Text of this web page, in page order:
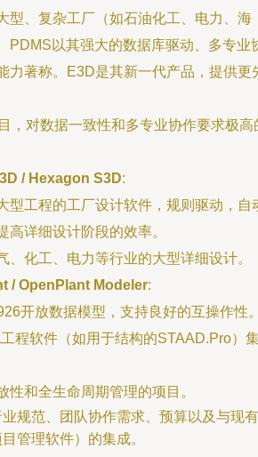
型、复杂工厂（如石油化工、电力、海
PDMS以其强大的数据库驱动、多专业
力著称。E3D是其新一代产品，提供更
，对数据一致性和多专业协作要求极高
/ Hexagon S3D:
型工程的工厂设计软件，规则驱动，自
高详细设计阶段的效率。
、化工、电力等行业的大型详细设计。
/ OpenPlant Modeler:
开放数据模型，支持良好的互操作性
程软件（如用于结构的STAAD.Pro）
性和全生命周期管理的项目。
业规范、团队协作需求、预算以及与现有
管理软件）的集成。